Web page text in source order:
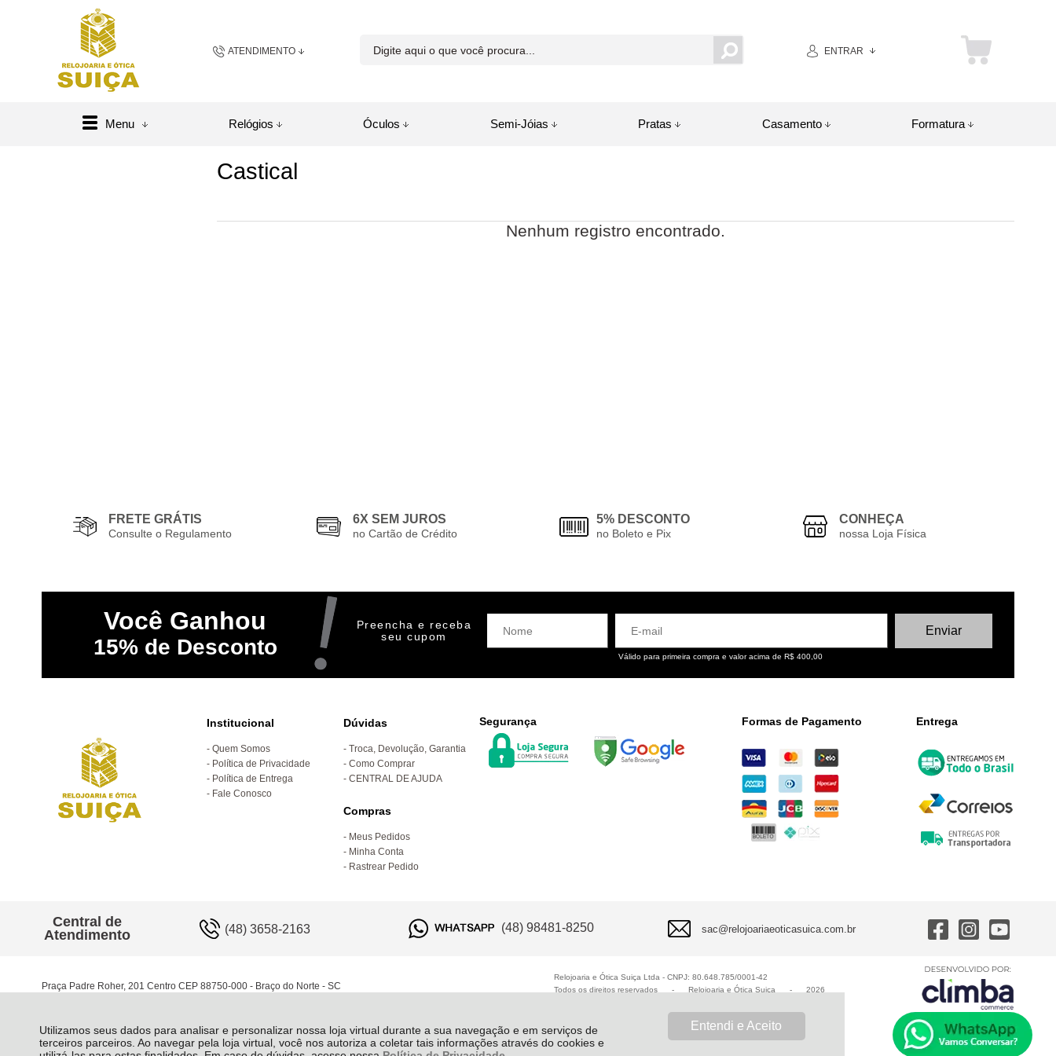
Utilizamos seus dados para analisar e personalizar nossa loja virtual durante a sua navegação e em serviços de
terceiros parceiros. Ao navegar pela loja virtual, você nos autoriza a coletar tais informações através do cookies e
Entendi e Aceito
ATENDIMENTO
(48) 98481-8250
sac@relojoariaeoticasuica.com.br
ENTRAR
Menu Relógios Óculos Semi-Jóias Pratas Casamento Formatura
Castical
Nenhum registro encontrado.
FRETE GRÁTIS
Consulte o Regulamento
6X SEM JUROS
no Cartão de Crédito
5% DESCONTO
no Boleto e Pix
CONHEÇA
nossa Loja Física
Você Ganhou
15%de Desconto
Preencha e receba
seu cupom
Válido para primeira compra e valor acima de R$ 400,00
Institucional
Quem Somos
Política de Privacidade
Política de Entrega
Fale Conosco
Dúvidas
Troca, Devolução, Garantia
Como Comprar
CENTRAL DE AJUDA
Compras
Meus Pedidos
Minha Conta
Rastrear Pedido
Segurança Formas de Pagamento Entrega
Central de
Atendimento
(48) 3658-2163 (48) 98481-8250 sac@relojoariaeoticasuica.com.br
Praça Padre Roher, 201 Centro CEP 88750-000 - Braço do Norte - SC
Relojoaria e Ótica Suiça Ltda - CNPJ: 80.648.785/0001-42
Todos os direitos reservados
- Relojoaria e Ótica Suiça - 2026